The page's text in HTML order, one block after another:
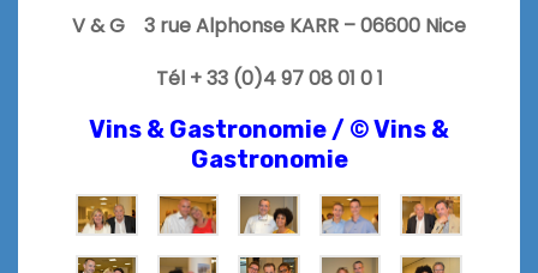
V & G 3 rue Alphonse KARR – 06600 Nice
Tél + 33 (0)4 97 08 01 0 1
Vins & Gastronomie / © Vins &
Gastronomie